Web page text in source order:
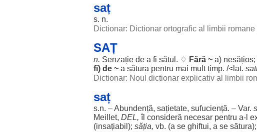
saț
s. n.
Dictionar: Dictionar ortografic al limbii romane
SAȚ
n. Senzație de a fi sătul. ♢ Fără ~ a) nesățios;
fi) de ~ a sătura pentru mai mult timp. /<lat.
Dictionar: Noul dictionar explicativ al limbii
saț
s.n. –Abundență, sațietate, sufuciență. – Var.
Meillet, DEL, îl consideră necesar pentru a-l
(insațiabil ); săția, vb. (a se ghiftui, a se sătura);